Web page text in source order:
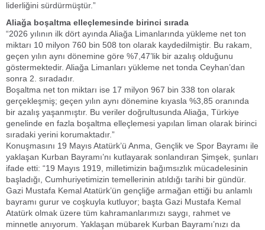
liderliğini sürdürmüştür.”
Aliağa boşaltma elleçlemesinde birinci sırada
“2026 yılının ilk dört ayında Aliağa Limanlarında yükleme net ton
miktarı 10 milyon 760 bin 508 ton olarak kaydedilmiştir. Bu rakam,
geçen yılın aynı dönemine göre %7,47’lik bir azalış olduğunu
göstermektedir. Aliağa Limanları yükleme net tonda Ceyhan’dan
sonra 2. sıradadır.
Boşaltma net ton miktarı ise 17 milyon 967 bin 338 ton olarak
gerçekleşmiş; geçen yılın aynı dönemine kıyasla %3,85 oranında
bir azalış yaşanmıştır. Bu veriler doğrultusunda Aliağa, Türkiye
genelinde en fazla boşaltma elleçlemesi yapılan liman olarak birinci
sıradaki yerini korumaktadır.”
Konuşmasını 19 Mayıs Atatürk’ü Anma, Gençlik ve Spor Bayramı ile
yaklaşan Kurban Bayramı’nı kutlayarak sonlandıran Şimşek, şunları
ifade etti: “19 Mayıs 1919, milletimizin bağımsızlık mücadelesinin
başladığı, Cumhuriyetimizin temellerinin atıldığı tarihi bir gündür.
Gazi Mustafa Kemal Atatürk’ün gençliğe armağan ettiği bu anlamlı
bayramı gurur ve coşkuyla kutluyor; başta Gazi Mustafa Kemal
Atatürk olmak üzere tüm kahramanlarımızı saygı, rahmet ve
minnetle anıyorum. Yaklaşan mübarek Kurban Bayramı’nızı da